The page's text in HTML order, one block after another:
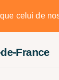
celui de
France